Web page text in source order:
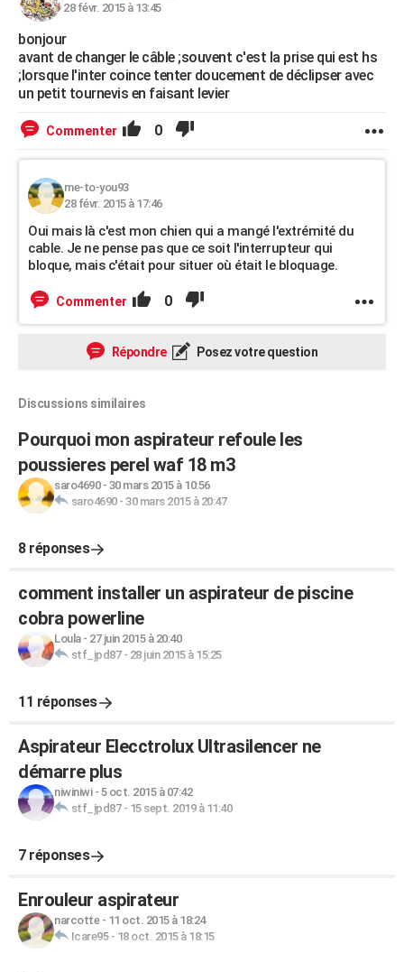
28 févr. 2015 à 13:45
bonjour
avant de changer le câble ;souvent c'est la prise qui est hs
;lorsque l'inter coince tenter doucement de déclipser avec
un petit tournevis en faisant levier
Commenter 0
me-to-you93
28 févr. 2015 à 17:46
Oui mais là c'est mon chien qui a mangé l'extrémité du
cable. Je ne pense pas que ce soit l'interrupteur qui
bloque, mais c'était pour situer où était le bloquage.
Commenter 0
Répondre Posez votre question
Discussions similaires
Pourquoi mon aspirateur refoule les
poussieres perel waf 18 m3
saro4690- 30 mars 2015 à 10:56
saro4690- 30 mars 2015 à 20:47
8 réponses
comment installer un aspirateur de piscine
cobra powerline
Loula- 27 juin 2015 à 20:40
stf_jpd87- 28 juin 2015 à 15:25
11 réponses
Aspirateur Elecctrolux Ultrasilencer ne
démarre plus
niwiniwi- 5 oct. 2015 à 07:42
stf_jpd87- 15 sept. 2019 à 11:40
7 réponses
Enrouleur aspirateur
narcotte- 11 oct. 2015 à 18:24
Icare95- 18 oct. 2015 à 18:15